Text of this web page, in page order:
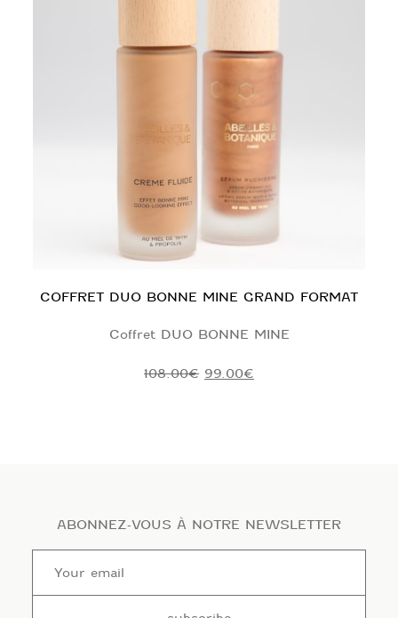
COFFRET DUO BONNE MINE GRAND FORMAT
Coffret DUO BONNE MINE
108.00€ Le
prix
99.00€
prix
ABONNEZ-VOUS À NOTRE NEWSLETTER
email